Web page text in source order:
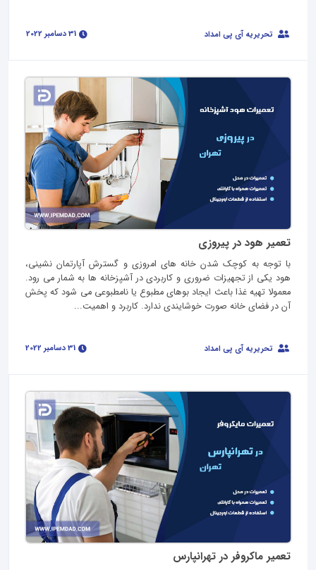
تحریریه آی پی امداد
تعمیر هود در پیروزی
با توجه به کوچک شدن خانه های امروزی و گسترش آپارتمان نشینی،
هود یکی از تجهیزات ضروری و کاربردی در آشپزخانه‌ ها به شمار می رود.
معمولا تهیه غذا باعث ایجاد بوهای مطبوع یا نامطبوعی می شود که پخش
آن در فضای خانه صورت خوشایندی ندارد. کاربرد و اهمیت...
تحریریه آی پی امداد
تعمیر ماکروفر در تهرانپارس